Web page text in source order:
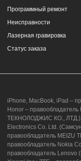
Программный ремонт
Неисправности
Лазерная гравировка
Статус заказа
iPhone, MacBook, iPad –
Honor –
ТЕКНОЛОДЖИС КО., ЛТД.);
Electronics Co. Ltd.
правообладатель MEIZU
правообладатель Nokia
правообладатель Lenovo